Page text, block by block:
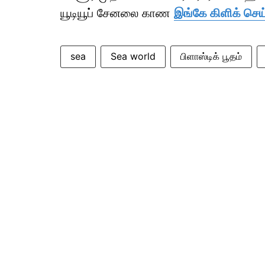
யூடியூப் சேனலை காண இங்கே கிளிக்
sea Sea world பிளாஸ்டிக் பூதம்